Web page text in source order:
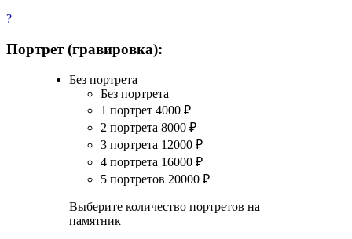
?
Портрет (гравировка):
Без портрета
Без портрета
1 портрет 4000 ₽
2 портрета 8000 ₽
3 портрета 12000 ₽
4 портрета 16000 ₽
5 портретов 20000 ₽
Выберите количество портретов на
памятник